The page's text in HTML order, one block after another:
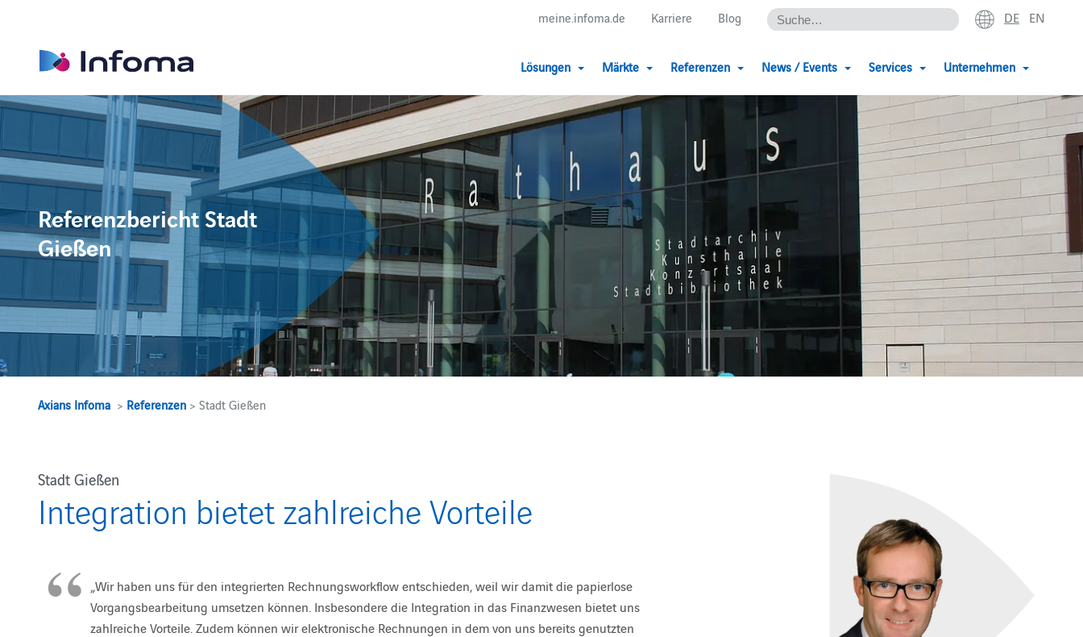
meine.infoma.de Karriere Blog DE EN
Lösungen Märkte Referenzen News / Events Services Unternehmen
Referenzbericht Stadt
Gießen
Axians Infoma > Referenzen > Stadt Gießen
Stadt Gießen
Integration bietet zahlreiche Vorteile
„Wir haben uns für den integrierten Rechnungsworkflow entschieden, weil wir damit die papierlose
Vorgangsbearbeitung umsetzen können. Insbesondere die Integration in das Finanzwesen bietet uns
zahlreiche Vorteile. Zudem können wir elektronische Rechnungen in dem von uns bereits genutzten